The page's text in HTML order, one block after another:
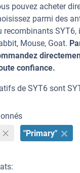
pouvez acheter
parmi des
recombinants
Mouse, Goat.
confiance.
de SYT6 sont
"Primary"